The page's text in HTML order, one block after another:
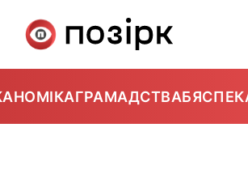
ГРАМАДСТВА